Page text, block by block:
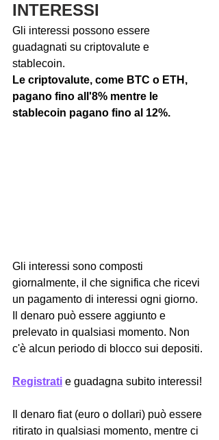
INTERESSI
Gli interessi possono essere
guadagnati su criptovalute e
stablecoin.
Le criptovalute, come BTC o ETH,
pagano fino all'8% mentre le
stablecoin pagano fino al 12%.
Gli interessi sono composti
giornalmente, il che significa che ricevi
un pagamento di interessi ogni giorno.
Il denaro può essere aggiunto e
prelevato in qualsiasi momento. Non
c'è alcun periodo di blocco sui depositi.
Registrati e guadagna subito interessi!
Il denaro fiat (euro o dollari) può essere
ritirato in qualsiasi momento, mentre ci